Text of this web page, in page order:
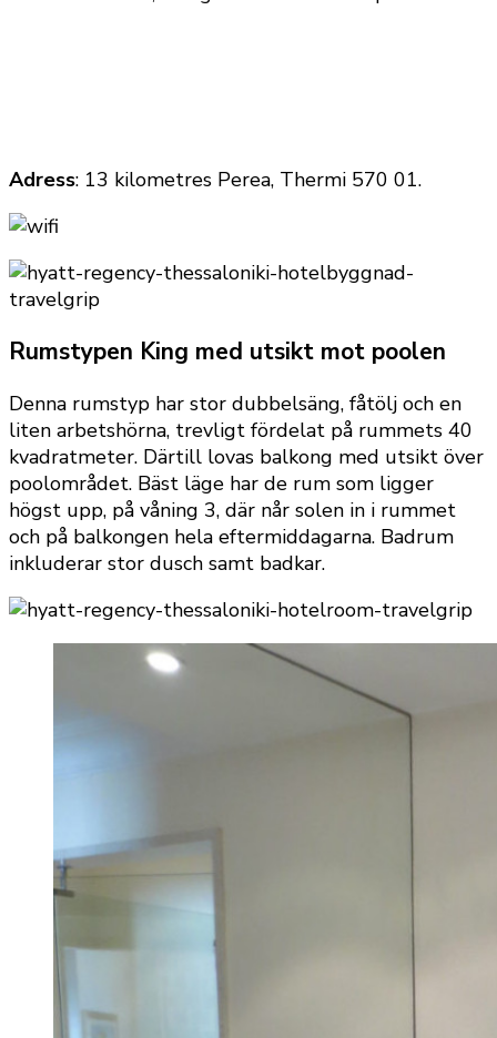
Adress: 13 kilometres Perea, Thermi 570 01.
Rumstypen King med utsikt mot poolen
Denna rumstyp har stor dubbelsäng, fåtölj och en
liten arbetshörna, trevligt fördelat på rummets 40
kvadratmeter. Därtill lovas balkong med utsikt över
poolområdet. Bäst läge har de rum som ligger
högst upp, på våning 3, där når solen in i rummet
och på balkongen hela eftermiddagarna. Badrum
inkluderar stor dusch samt badkar.